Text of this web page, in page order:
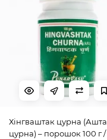
Хінгваштак цурна (Ашта
цурна) – порошок 100 г /